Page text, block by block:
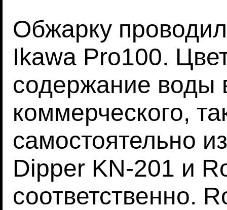
Обжарку
Ikawa Pro100.
содержание воды
коммерческого,
самостоятельно
Dipper KN-201 и
соответственно.